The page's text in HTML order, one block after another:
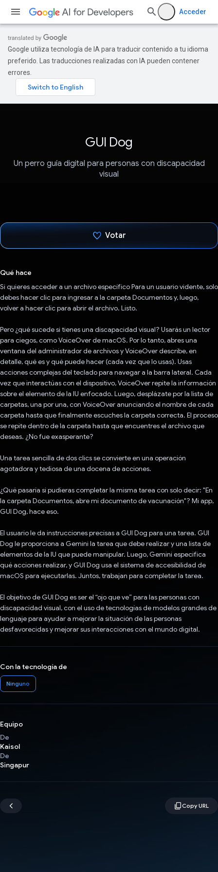
Acceder
Google utiliza tecnología de IA para traducir contenido a tu idioma
preferido. Las traducciones realizadas con IA pueden contener
errores.
GUI Dog
Un perro guía digital para personas con discapacidad
visual
Votar
Qué hace
Si quieres acceder a un archivo específico Para un usuario vidente, solo
debes hacer clic para ingresar a la carpeta Documentos y, luego,
volver a hacer clic para abrir el archivo. Listo.
Pero ¿qué sucede si tienes una discapacidad visual? Usarás un lector
para ciegos, como VoiceOver de macOS. Por lo tanto, abres una
ventana del administrador de archivos y VoiceOver describe, en
detalle, qué es y qué puede hacer (cada vez que lo usas). Usas
acciones complejas del teclado para navegar a la barra lateral. Cada
vez que interactúas con el dispositivo, VoiceOver repite la información
sobre el elemento de la IU enfocado. Luego, desplázate por la lista de
carpetas, una por una, con VoiceOver anunciando el nombre de cada
carpeta hasta que finalmente escuches la carpeta correcta. El proceso
se repite dentro de la carpeta hasta que encuentres el archivo que
deseas. ¿No fue exasperante?
Una tarea sencilla de dos clics se convierte en una operación
agotadora y tediosa de una docena de acciones.
¿Qué pasaría si pudieras completar la misma tarea con solo decir: "En
la carpeta Documentos, abre mi documento de vacunación"? Mi app,
GUI Dog, hace eso.
El usuario le da instrucciones precisas a GUI Dog para una tarea. GUI
Dog le proporciona a Gemini la tarea que debe realizar y una lista de
elementos de la IU que puede manipular. Luego, Gemini especifica
qué acciones realizar, y GUI Dog usa el sistema de accesibilidad de
macOS para ejecutarlas. Juntos, trabajan para completar la tarea.
El objetivo de GUI Dog es ser el “ojo que ve” para las personas con
discapacidad visual, con el uso de tecnologías de modelos grandes de
lenguaje para ayudar a mejorar la situación de las personas
desfavorecidas y mejorar sus interacciones con el mundo digital.
Con la tecnología de
Ninguno
Equipo
De
Kaisol
De
Singapur